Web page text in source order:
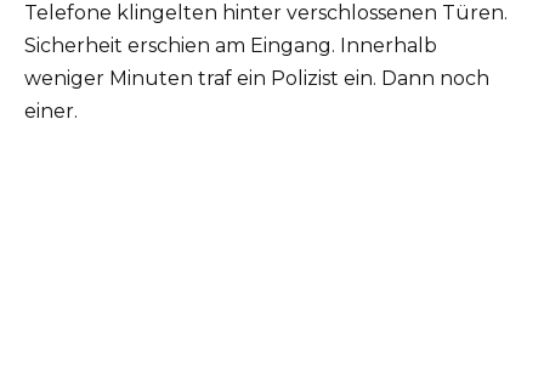
Telefone klingelten hinter verschlossenen Türen.
Sicherheit erschien am Eingang. Innerhalb
weniger Minuten traf ein Polizist ein. Dann noch
einer.